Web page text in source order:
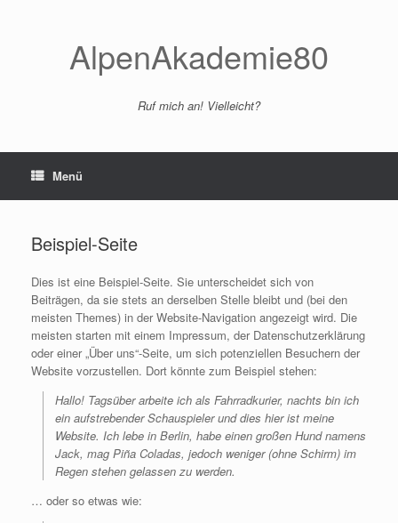
AlpenAkademie80
Ruf mich an! Vielleicht?
Menü
Beispiel-Seite
Dies ist eine Beispiel-Seite. Sie unterscheidet sich von
Beiträgen, da sie stets an derselben Stelle bleibt und (bei den
meisten Themes) in der Website-Navigation angezeigt wird. Die
meisten starten mit einem Impressum, der Datenschutzerklärung
oder einer „Über uns“-Seite, um sich potenziellen Besuchern der
Website vorzustellen. Dort könnte zum Beispiel stehen:
Hallo! Tagsüber arbeite ich als Fahrradkurier, nachts bin ich
ein aufstrebender Schauspieler und dies hier ist meine
Website. Ich lebe in Berlin, habe einen großen Hund namens
Jack, mag Piña Coladas, jedoch weniger (ohne Schirm) im
Regen stehen gelassen zu werden.
… oder so etwas wie: